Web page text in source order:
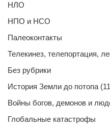
НЛО
НПО и НСО
Палеоконтакты
Телекинез, телепортация,
Без рубрики
История Земли до потопа
Войны богов, демонов и
Глобальные катастрофы